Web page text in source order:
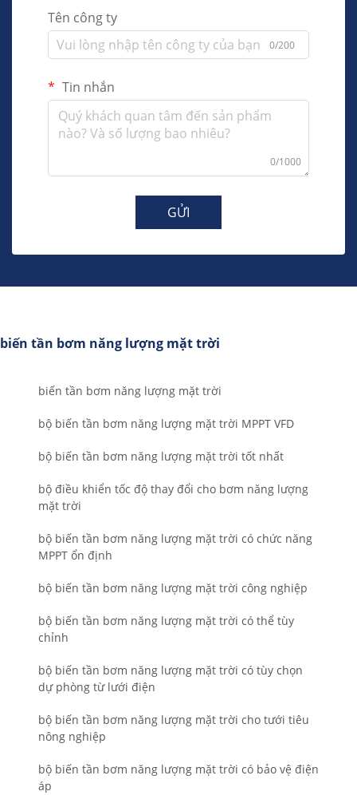
Tên công ty
0/200
Tin nhắn
0/1000
GỬI
biến tần bơm năng lượng mặt trời
biến tần bơm năng lượng mặt trời
bộ biến tần bơm năng lượng mặt trời MPPT VFD
bộ biến tần bơm năng lượng mặt trời tốt nhất
bộ điều khiển tốc độ thay đổi cho bơm năng lượng
mặt trời
bộ biến tần bơm năng lượng mặt trời có chức năng
MPPT ổn định
bộ biến tần bơm năng lượng mặt trời công nghiệp
bộ biến tần bơm năng lượng mặt trời có thể tùy
chỉnh
bộ biến tần bơm năng lượng mặt trời có tùy chọn
dự phòng từ lưới điện
bộ biến tần bơm năng lượng mặt trời cho tưới tiêu
nông nghiệp
bộ biến tần bơm năng lượng mặt trời có bảo vệ điện
áp